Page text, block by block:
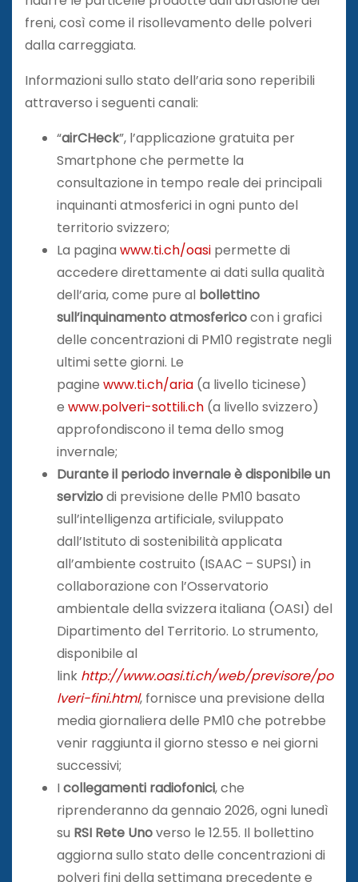
freni, così come il risollevamento delle polveri
dalla carreggiata.
Informazioni sullo stato dell’aria sono reperibili
attraverso i seguenti canali:
“airCHeck”, l’applicazione gratuita per
Smartphone che permette la
consultazione in tempo reale dei principali
inquinanti atmosferici in ogni punto del
territorio svizzero;
La pagina www.ti.ch/oasi permette di
accedere direttamente ai dati sulla qualità
dell’aria, come pure al bollettino
sull’inquinamento atmosfericocon i grafici
delle concentrazioni di PM10 registrate negli
ultimi sette giorni. Le
pagine www.ti.ch/aria (a livello ticinese)
e www.polveri-sottili.ch (a livello svizzero)
approfondiscono il tema dello smog
invernale;
Durante il periodo invernale è disponibile un
serviziodi previsione delle PM10 basato
sull’intelligenza artificiale, sviluppato
dall’Istituto di sostenibilità applicata
all’ambiente costruito (ISAAC – SUPSI) in
collaborazione con l’Osservatorio
ambientale della svizzera italiana (OASI) del
Dipartimento del Territorio. Lo strumento,
disponibile al
link http://www.oasi.ti.ch/web/previsore/po
lveri-fini.html, fornisce una previsione della
media giornaliera delle PM10 che potrebbe
venir raggiunta il giorno stesso e nei giorni
successivi;
Icollegamenti radiofonici, che
riprenderanno da gennaio 2026, ogni lunedì
su RSI Rete Unoverso le 12.55. Il bollettino
aggiorna sullo stato delle concentrazioni di
polveri fini della settimana precedente e